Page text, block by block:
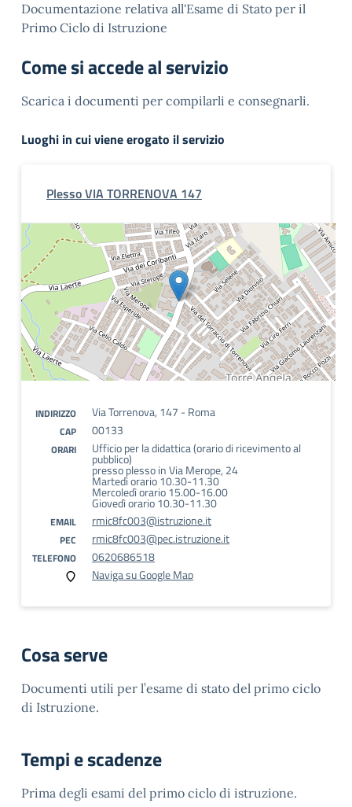
Documentazione relativa all'Esame di Stato per il
Primo Ciclo di Istruzione
Come si accede al servizio
Scarica i documenti per compilarli e consegnarli.
Luoghi in cui viene erogato il servizio
Plesso VIA TORRENOVA 147
INDIRIZZO Via Torrenova, 147 - Roma
CAP 00133
ORARI Ufficio per la didattica (orario di ricevimento al
pubblico)
presso plesso in Via Merope, 24
Martedì orario 10.30-11.30
Mercoledì orario 15.00-16.00
Giovedì orario 10.30-11.30
EMAIL rmic8fc003@istruzione.it
PEC rmic8fc003@pec.istruzione.it
TELEFONO
0620686518
Naviga su Google Map
Cosa serve
Documenti utili per l’esame di stato del primo ciclo
di Istruzione.
Tempi e scadenze
Prima degli esami del primo ciclo di istruzione.